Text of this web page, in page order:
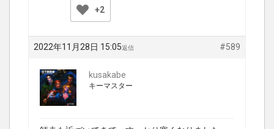
+2
2022年11月28日 15:05 #589
返信
kusakabe
キーマスター